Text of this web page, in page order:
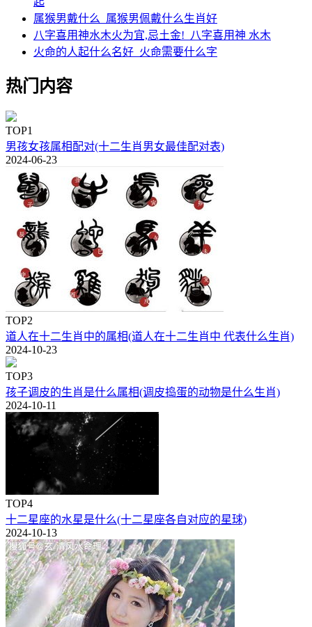
属猴男戴什么_属猴男佩戴什么生肖好
八字喜用神水木火为宜,忌土金!_八字喜用神 水木
火命的人起什么名好_火命需要什么字
热门内容
TOP1
男孩女孩属相配对(十二生肖男女最佳配对表)
2024-06-23
TOP2
道人在十二生肖中的属相(道人在十二生肖中 代表什么生肖)
2024-10-23
TOP3
孩子调皮的生肖是什么属相(调皮捣蛋的动物是什么生肖)
2024-10-11
TOP4
十二星座的水星是什么(十二星座各自对应的星球)
2024-10-13